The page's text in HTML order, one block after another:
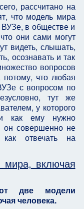
рассчитано на
что модель мира
в обществе и
они сами могут
видеть, слышать,
осознавать и так
вопросов
потому, что любая
с вопросом по
тут же
у которого
как ему нужно
он совершенно не
отвечать на
мира, включая
две модели
человека.